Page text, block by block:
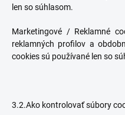
len so súhlasom.
Marketingové / Reklamné
reklamných profilov a
cookies sú používané len so
3.2.Ako kontrolovať súbory